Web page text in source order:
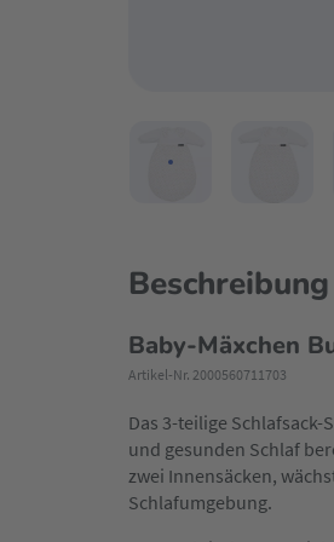
Beschreibung
Baby-Mäxchen
Artikel-Nr. 2000560711703
Das 3-teilige
und gesunden Schlaf
zwei Innensäcken,
Schlafumgebung.